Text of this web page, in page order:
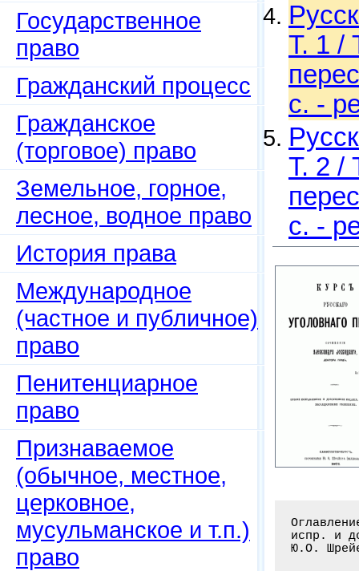
Государственное
право
Гражданский процесс
Гражданское
(торговое) право
Земельное, горное,
лесное, водное право
История права
Международное
(частное и публичное)
право
Пенитенциарное
право
Признаваемое
(обычное, местное,
церковное,
мусульманское и т.п.)
право
Т. 1 /
с. -
Т. 2 /
с. -
Оглавление книги: Курс русского уголовного права / Лохвицкий А. - 2-е изд.,
испр. и доп. сведенное с кассацион. решениями. - С.-Пб.: Скоропечатня
Ю.О. Шрейера, 1871. - 714 с
 
 
Глава I. Уголовный закон . . . . . . . . . . . . . . . . . . . . . . . . . .1-33
Общий уголовный закон . . . . . . . . . . . . . . . . . . . . . . . . . . . . .1
Церковный уголовный закон . . . . . . . . . . . . . . . . . . . . . . . . . . .4
Военный уголовный закон . . . . . . . . . . . . . . . . . . . . . . . . . . . .8
Изъятия из действия русского уголовного закона для иностранцев и проч. . . . .14
Расширение действия русского уголовного закона . . . . . . . . . . . . . . . .20
Глава II. Разделение наказуемых деяний . . . . . . . . . . . . . . . . . . 34-41
Глава III. Наказания . . . . . . . . . . . . . . . . . . . . . . . . . . . 42-69
Глава IV. О некоторых наказаниях в частности . . . . . . . . . . . . . . . 70-97
Каторжная работа . . . . . . . . . . . . . . . . . . . . . . . . . . . . . . .70
Ссылка . . . . . . . . . . . . . . . . . . . . . . . . . . . . . . . . . . . .73
Лишение всех прав